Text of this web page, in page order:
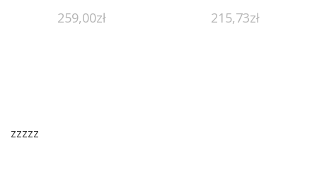
259,00zł 215,73zł
zzzzz